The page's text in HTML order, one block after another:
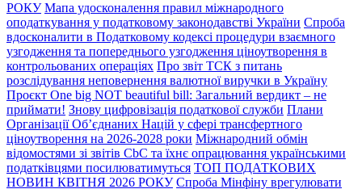
РОКУ Мапа удосконалення правил міжнародного
оподаткування у податковому законодавстві України Спроба
вдосконалити в Податковому кодексі процедури взаємного
узгодження та попереднього узгодження ціноутворення в
контрольованих операціях Про звіт ТСК з питань
розслідування неповернення валютної виручки в Україну
Проєкт One big NOT beautiful bill: Загальний вердикт – не
приймати! Знову цифровізація податкової служби Плани
Організації Об’єднаних Націй у сфері трансфертного
ціноутворення на 2026-2028 роки Міжнародний обмін
відомостями зі звітів CbC та їхнє опрацювання українськими
податківцями посилюватимуться TOП ПОДАТКОВИХ
НОВИН КВІТНЯ 2026 РОКУ Спроба Мінфіну врегулювати